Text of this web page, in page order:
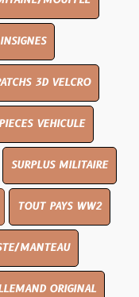
3D VELCRO
PIECES VEHICULE
SURPLUS MILITAIRE
TOUT PAYS WW2
MANTEAU
ORIGINAL